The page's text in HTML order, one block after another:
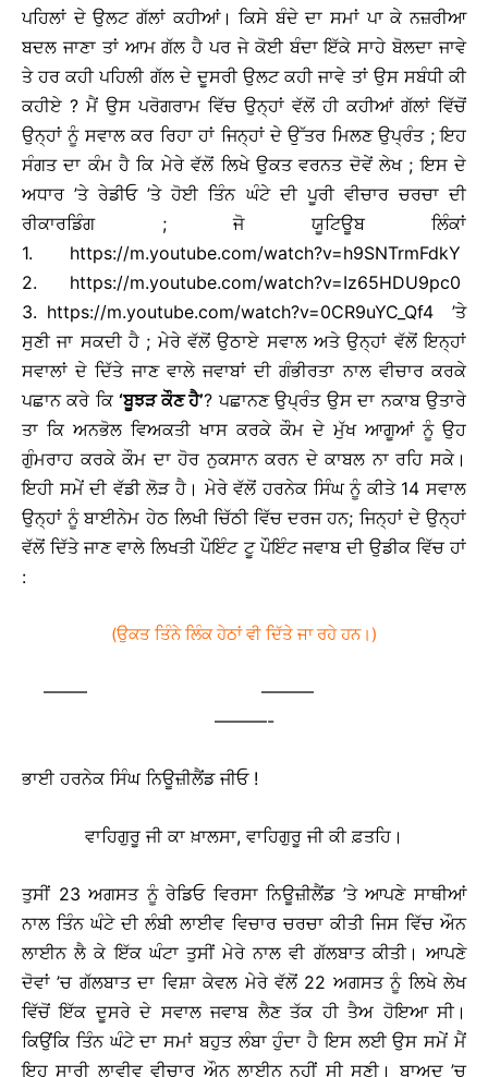
ਪਹਿਲਾਂ ਦੇ ਉਲਟ ਗੱਲਾਂ ਕਹੀਆਂ। ਕਿਸੇ ਬੰਦੇ ਦਾ ਸਮਾਂ ਪਾ ਕੇ ਨਜ਼ਰੀਆ
ਬਦਲ ਜਾਣਾ ਤਾਂ ਆਮ ਗੱਲ ਹੈ ਪਰ ਜੇ ਕੋਈ ਬੰਦਾ ਇੱਕੇ ਸਾਹੇ ਬੋਲਦਾ ਜਾਵੇ
ਤੇ ਹਰ ਕਹੀ ਪਹਿਲੀ ਗੱਲ ਦੇ ਦੂਸਰੀ ਉਲਟ ਕਹੀ ਜਾਵੇ ਤਾਂ ਉਸ ਸਬੰਧੀ ਕੀ
ਕਹੀਏ ? ਮੈਂ ਉਸ ਪਰੋਗਰਾਮ ਵਿੱਚ ਉਨ੍ਹਾਂ ਵੱਲੋਂ ਹੀ ਕਹੀਆਂ ਗੱਲਾਂ ਵਿੱਚੋਂ
ਉਨ੍ਹਾਂ ਨੂੰ ਸਵਾਲ ਕਰ ਰਿਹਾ ਹਾਂ ਜਿਨ੍ਹਾਂ ਦੇ ਉੱਤਰ ਮਿਲਣ ਉਪ੍ਰੰਤ ; ਇਹ
ਸੰਗਤ ਦਾ ਕੰਮ ਹੈ ਕਿ ਮੇਰੇ ਵੱਲੋਂ ਲਿਖੇ ਉਕਤ ਵਰਨਤ ਦੋਵੇਂ ਲੇਖ ; ਇਸ ਦੇ
ਅਧਾਰ ’ਤੇ ਰੇਡੀਓ ’ਤੇ ਹੋਈ ਤਿੰਨ ਘੰਟੇ ਦੀ ਪੂਰੀ ਵੀਚਾਰ ਚਰਚਾ ਦੀ
ਰੀਕਾਰਡਿੰਗ ; ਜੋ ਯੂਟਿਊਬ ਲਿੰਕਾਂ
1. https://m.youtube.com/watch?v=h9SNTrmFdkY
2. https://m.youtube.com/watch?v=Iz65HDU9pc0
3. https://m.youtube.com/watch?v=0CR9uYC_Qf4’ਤੇ
ਸੁਣੀ ਜਾ ਸਕਦੀ ਹੈ ; ਮੇਰੇ ਵੱਲੋਂ ਉਠਾਏ ਸਵਾਲ ਅਤੇ ਉਨ੍ਹਾਂ ਵੱਲੋਂ ਇਨ੍ਹਾਂ
ਸਵਾਲਾਂ ਦੇ ਦਿੱਤੇ ਜਾਣ ਵਾਲੇ ਜਵਾਬਾਂ ਦੀ ਗੰਭੀਰਤਾ ਨਾਲ ਵੀਚਾਰ ਕਰਕੇ
ਪਛਾਨ ਕਰੇ ਕਿ‘ਬੂਝੜ ਕੌਣ ਹੈ’? ਪਛਾਨਣ ਉਪ੍ਰੰਤ ਉਸ ਦਾ ਨਕਾਬ ਉਤਾਰੇ
ਤਾ ਕਿ ਅਨਭੋਲ ਵਿਅਕਤੀ ਖਾਸ ਕਰਕੇ ਕੌਮ ਦੇ ਮੁੱਖ ਆਗੂਆਂ ਨੂੰ ਉਹ
ਗੁੰਮਰਾਹ ਕਰਕੇ ਕੌਮ ਦਾ ਹੋਰ ਨੁਕਸਾਨ ਕਰਨ ਦੇ ਕਾਬਲ ਨਾ ਰਹਿ ਸਕੇ।
ਇਹੀ ਸਮੇਂ ਦੀ ਵੱਡੀ ਲੋੜ ਹੈ। ਮੇਰੇ ਵੱਲੋਂ ਹਰਨੇਕ ਸਿੰਘ ਨੂੰ ਕੀਤੇ 14 ਸਵਾਲ
ਉਨ੍ਹਾਂ ਨੂੰ ਬਾਈਨੇਮ ਹੇਠ ਲਿਖੀ ਚਿੱਠੀ ਵਿੱਚ ਦਰਜ ਹਨ; ਜਿਨ੍ਹਾਂ ਦੇ ਉਨ੍ਹਾਂ
ਵੱਲੋਂ ਦਿੱਤੇ ਜਾਣ ਵਾਲੇ ਲਿਖਤੀ ਪੌਇੰਟ ਟੂ ਪੌਇੰਟ ਜਵਾਬ ਦੀ ਉਡੀਕ ਵਿੱਚ ਹਾਂ
:
(ਉਕਤ ਤਿੰਨੇ ਲਿੰਕ ਹੇਠਾਂ ਵੀ ਦਿੱਤੇ ਜਾ ਰਹੇ ਹਨ।)
——– ———
———-
ਭਾਈ ਹਰਨੇਕ ਸਿੰਘ ਨਿਊਜ਼ੀਲੈਂਡ ਜੀਓ !
ਵਾਹਿਗੁਰੂ ਜੀ ਕਾ ਖ਼ਾਲਸਾ, ਵਾਹਿਗੁਰੂ ਜੀ ਕੀ ਫ਼ਤਹਿ।
ਤੁਸੀਂ 23 ਅਗਸਤ ਨੂੰ ਰੇਡਿਓ ਵਿਰਸਾ ਨਿਊਜ਼ੀਲੈਂਡ ’ਤੇ ਆਪਣੇ ਸਾਥੀਆਂ
ਨਾਲ ਤਿੰਨ ਘੰਟੇ ਦੀ ਲੰਬੀ ਲਾਈਵ ਵਿਚਾਰ ਚਰਚਾ ਕੀਤੀ ਜਿਸ ਵਿੱਚ ਔਨ
ਲਾਈਨ ਲੈ ਕੇ ਇੱਕ ਘੰਟਾ ਤੁਸੀਂ ਮੇਰੇ ਨਾਲ ਵੀ ਗੱਲਬਾਤ ਕੀਤੀ। ਆਪਣੇ
ਦੋਵਾਂ ’ਚ ਗੱਲਬਾਤ ਦਾ ਵਿਸ਼ਾ ਕੇਵਲ ਮੇਰੇ ਵੱਲੋਂ 22 ਅਗਸਤ ਨੂੰ ਲਿਖੇ ਲੇਖ
ਵਿੱਚੋਂ ਇੱਕ ਦੂਸਰੇ ਦੇ ਸਵਾਲ ਜਵਾਬ ਲੈਣ ਤੱਕ ਹੀ ਤੈਅ ਹੋਇਆ ਸੀ।
ਕਿਉਂਕਿ ਤਿੰਨ ਘੰਟੇ ਦਾ ਸਮਾਂ ਬਹੁਤ ਲੰਬਾ ਹੁੰਦਾ ਹੈ ਇਸ ਲਈ ਉਸ ਸਮੇਂ ਮੈਂ
ਇਹ ਸਾਰੀ ਲਾਵੀਵ ਵੀਚਾਰ ਔਨ ਲਾਈਨ ਨਹੀਂ ਸੀ ਸੁਣੀ। ਬਾਅਦ ’ਚ